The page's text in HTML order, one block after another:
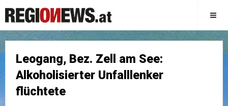
Leogang, Bez. Zell am See:
Alkoholisierter Unfalllenker
flüchtete